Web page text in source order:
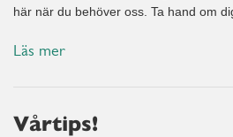
här när du behöver oss. Ta hand om
Läs mer
Vårtips!